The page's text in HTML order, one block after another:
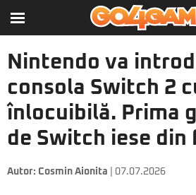
Nintendo va
consola Switch 2
înlocuibilă. Prima
de Switch iese
Autor: Cosmin Aionita | 07.07.2026